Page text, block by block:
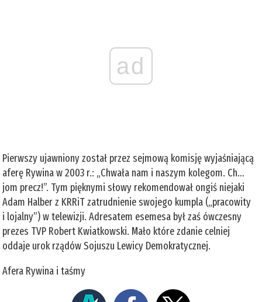
ad
Pierwszy ujawniony został przez sejmową komisję wyjaśniającą
aferę Rywina w 2003 r.: „Chwała nam i naszym kolegom. Ch…
jom precz!”. Tym pięknymi słowy rekomendował ongiś niejaki
Adam Halber z KRRiT zatrudnienie swojego kumpla („pracowity
i lojalny”) w telewizji. Adresatem esemesa był zaś ówczesny
prezes TVP Robert Kwiatkowski. Mało które zdanie celniej
oddaje urok rządów Sojuszu Lewicy Demokratycznej.
Afera Rywina i taśmy